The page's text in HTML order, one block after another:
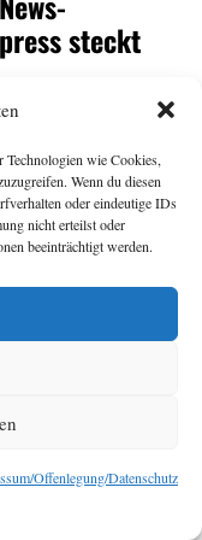
wie Cookies,
Wenn du diesen
oder eindeutige IDs
nicht erteilst oder
beeinträchtigt werden.
Offenlegung/Datenschutz
steckt
eine von vielen
ORF-
Bluesky
durch den
Exxpressals„rechte,
für
sollte der
und